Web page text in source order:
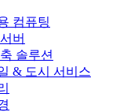
컴퓨팅
버
솔루션
& 도시 서비스